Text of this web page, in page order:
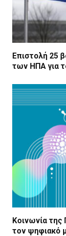
Επιστολή 25
των ΗΠΑ για
Κοινωνία της
τον ψηφιακό